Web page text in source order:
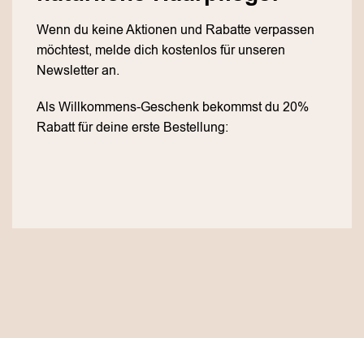
Wenn du keine Aktionen und Rabatte verpassen
möchtest, melde dich kostenlos für unseren
Newsletter an.
Als Willkommens-Geschenk bekommst du 20%
Rabatt für deine erste Bestellung: